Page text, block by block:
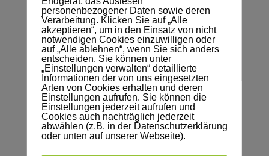
Die Verwaltungsgemeinschaft Kranichfeld bleibt
an den Freitagen, 4. Oktober 2024 und 1.
November 2024, mit allen ihren Ämtern
personenbezogener Daten sowie deren
Verarbeitung. Klicken Sie auf „Alle
akzeptieren“, um in den Einsatz von nicht
notwendigen Cookies einzuwilligen oder
auf „Alle ablehnen“, wenn Sie sich anders
entscheiden. Sie können unter
„Einstellungen verwalten“ detaillierte
Informationen der von uns eingesetzten
Arten von Cookies erhalten und deren
Einstellungen aufrufen. Sie können die
Einstellungen jederzeit aufrufen und
Cookies auch nachträglich jederzeit
abwählen (z.B. in der Datenschutzerklärung
oder unten auf unserer Webseite).